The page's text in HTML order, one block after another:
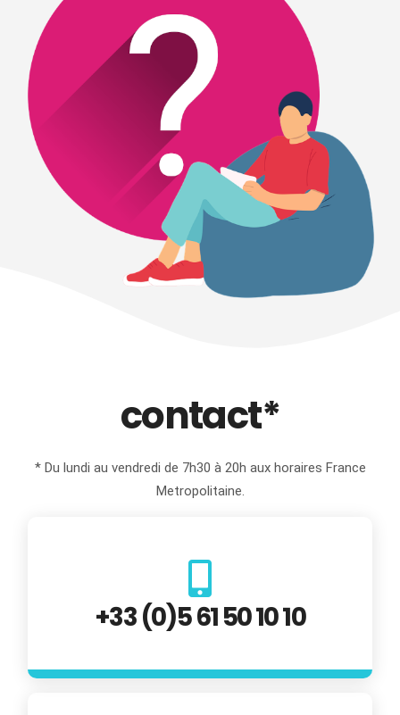
contact*
* Du lundi au vendredi de 7h30 à 20h aux horaires France
Metropolitaine.
+33 (0)5 61 50 10 10